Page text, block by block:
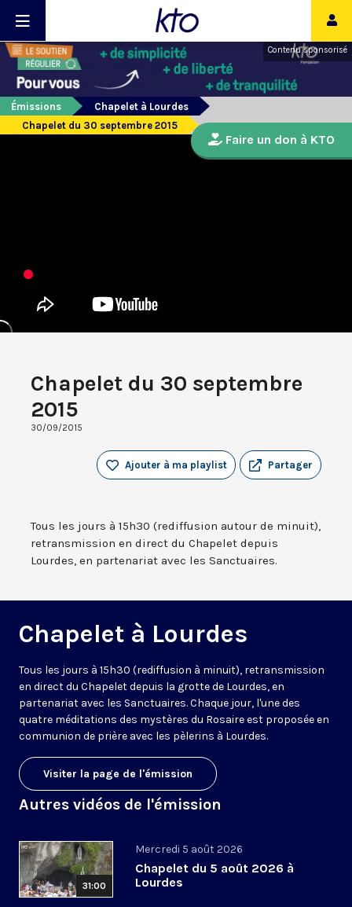
Contenu sponsorisé
Émissions
Chapelet à Lourdes
Chapelet du 30 septembre 2015
Chapelet du 30 septembre
2015
30/09/2015
Partager
Ajouter à ma playlist
Tous les jours à 15h30 (rediffusion autour de minuit),
retransmission en direct du Chapelet depuis
Lourdes, en partenariat avec les Sanctuaires.
Chapelet à Lourdes
Tous les jours à 15h30 (rediffusion à minuit), retransmission
en direct du Chapelet depuis la grotte de Lourdes, en
partenariat avec les Sanctuaires. Chaque jour, l'une des
quatre méditations des mystères du Rosaire est proposée en
communion de prière avec les pèlerins à Lourdes.
Visiter la page de l'émission
Autres vidéos de l'émission
31:00
Mercredi 5 août 2026
Chapelet du 5 août 2026 à
Lourdes
Faire un don à KTO